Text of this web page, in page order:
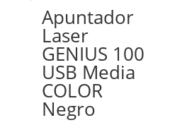
Apuntador
Laser
GENIUS 100
USB Media
COLOR
Negro